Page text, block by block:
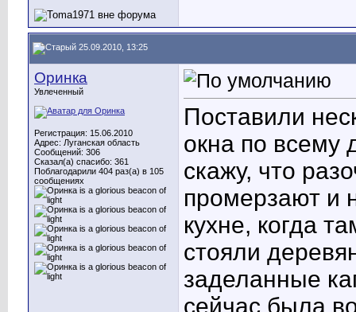
25.09.2010, 13:25
Оринка
Увлеченный
Регистрация: 15.06.2010
Адрес: Луганская область
Сообщений: 306
Сказал(а) спасибо: 361
Поблагодарили 404 раз(а) в 105
сообщениях
Поставили
окна по всему
скажу, что
промерзают и
кухне, когда
стояли
заделанные
сейчас была